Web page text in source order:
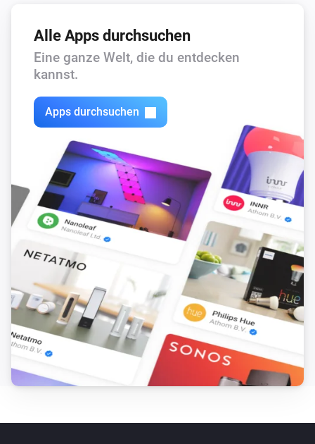
steps
Somfy Blinds
Alle Apps durchsuchen
Eine ganze Welt, die du entdecken
kannst.
Apps durchsuchen